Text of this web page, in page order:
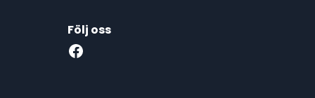
Följ oss
Facebook